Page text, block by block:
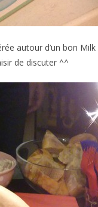
autour d’un bon
de discuter ^^